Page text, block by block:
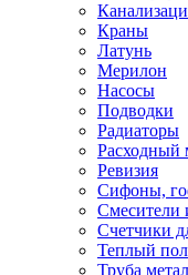
Краны
Латунь
Мерилон
Насосы
Подводки
Радиаторы
Расходный
Ревизия
Сифоны,
Смесители
Счетчики
Теплый пол
Труба